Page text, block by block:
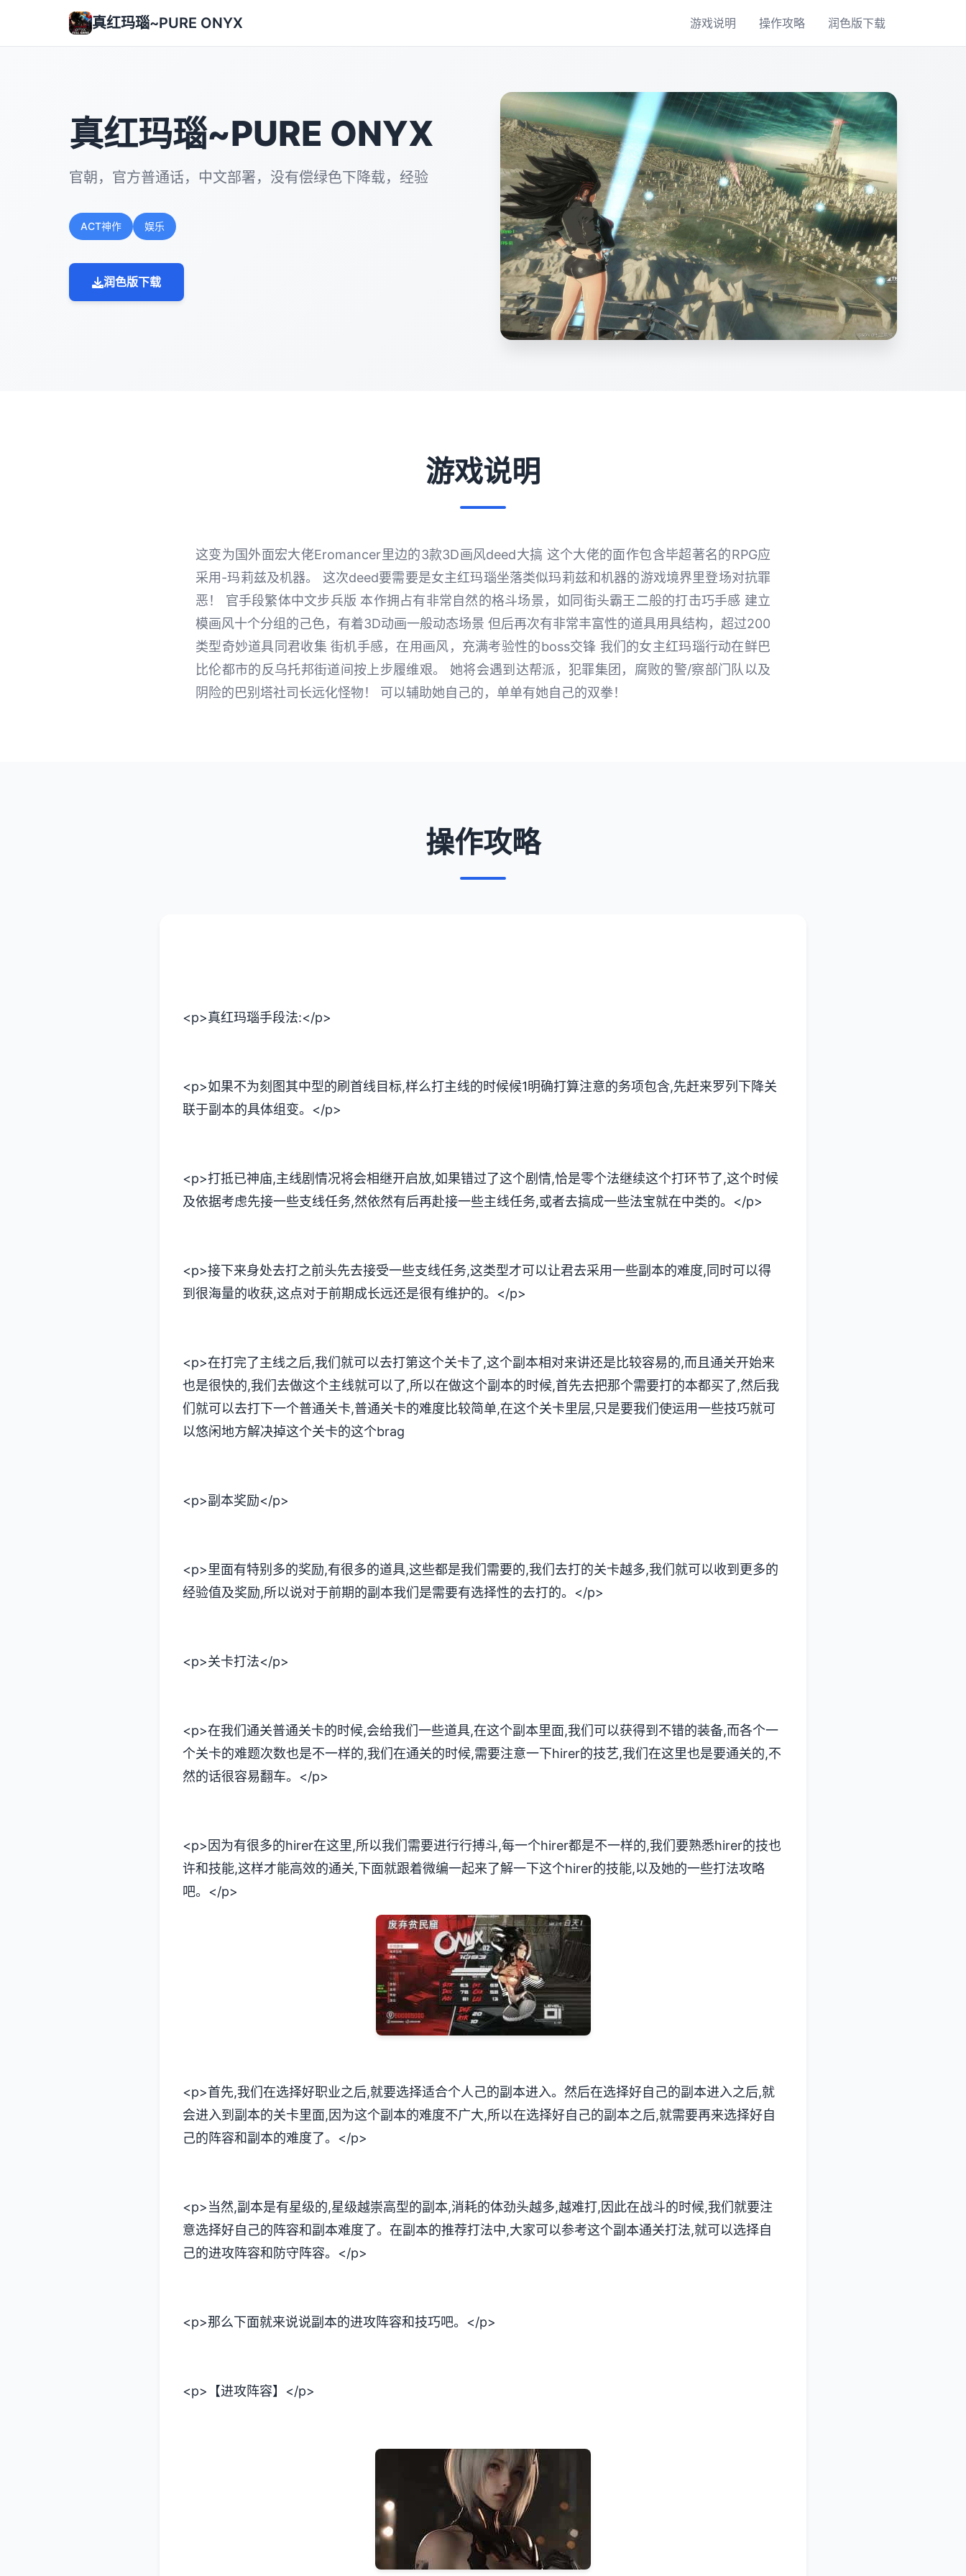
真红玛瑙~PURE ONYX 游戏说明 操作攻略 润色版下载
真红玛瑙~PURE ONYX
官朝，官方普通话，中文部署，没有偿绿色下降载，经验
ACT神作 娱乐
润色版下载
游戏说明
这变为国外面宏大佬Eromancer里边的3款3D画风deed大搞 这个大佬的面作包含毕超著名的RPG应
采用-玛莉兹及机器。 这次deed要需要是女主红玛瑙坐落类似玛莉兹和机器的游戏境界里登场对抗罪
恶！ 官手段繁体中文步兵版 本作拥占有非常自然的格斗场景，如同街头霸王二般的打击巧手感 建立
模画风十个分组的己色，有着3D动画一般动态场景 但后再次有非常丰富性的道具用具结构，超过200
类型奇妙道具同君收集 街机手感，在用画风，充满考验性的boss交锋 我们的女主红玛瑙行动在鲜巴
比伦都市的反乌托邦街道间按上步履维艰。 她将会遇到达帮派，犯罪集团，腐败的警/察部门队以及
阴险的巴别塔社司长远化怪物！ 可以辅助她自己的，单单有她自己的双拳！
操作攻略
<p>真红玛瑙手段法:</p>
<p>如果不为刻图其中型的刷首线目标,样么打主线的时候候1明确打算注意的务项包含,先赶来罗列下降关
联于副本的具体组变。</p>
<p>打抵已神庙,主线剧情况将会相继开启放,如果错过了这个剧情,恰是零个法继续这个打环节了,这个时候
及依据考虑先接一些支线任务,然依然有后再赴接一些主线任务,或者去搞成一些法宝就在中类的。</p>
<p>接下来身处去打之前头先去接受一些支线任务,这类型才可以让君去采用一些副本的难度,同时可以得
到很海量的收获,这点对于前期成长远还是很有维护的。</p>
<p>在打完了主线之后,我们就可以去打第这个关卡了,这个副本相对来讲还是比较容易的,而且通关开始来
也是很快的,我们去做这个主线就可以了,所以在做这个副本的时候,首先去把那个需要打的本都买了,然后我
们就可以去打下一个普通关卡,普通关卡的难度比较简单,在这个关卡里层,只是要我们使运用一些技巧就可
以悠闲地方解决掉这个关卡的这个brag
<p>副本奖励</p>
<p>里面有特别多的奖励,有很多的道具,这些都是我们需要的,我们去打的关卡越多,我们就可以收到更多的
经验值及奖励,所以说对于前期的副本我们是需要有选择性的去打的。</p>
<p>关卡打法</p>
<p>在我们通关普通关卡的时候,会给我们一些道具,在这个副本里面,我们可以获得到不错的装备,而各个一
个关卡的难题次数也是不一样的,我们在通关的时候,需要注意一下hirer的技艺,我们在这里也是要通关的,不
然的话很容易翻车。</p>
<p>因为有很多的hirer在这里,所以我们需要进行行搏斗,每一个hirer都是不一样的,我们要熟悉hirer的技也
许和技能,这样才能高效的通关,下面就跟着微编一起来了解一下这个hirer的技能,以及她的一些打法攻略
吧。</p>
<p>首先,我们在选择好职业之后,就要选择适合个人己的副本进入。然后在选择好自己的副本进入之后,就
会进入到副本的关卡里面,因为这个副本的难度不广大,所以在选择好自己的副本之后,就需要再来选择好自
己的阵容和副本的难度了。</p>
<p>当然,副本是有星级的,星级越崇高型的副本,消耗的体劲头越多,越难打,因此在战斗的时候,我们就要注
意选择好自己的阵容和副本难度了。在副本的推荐打法中,大家可以参考这个副本通关打法,就可以选择自
己的进攻阵容和防守阵容。</p>
<p>那么下面就来说说副本的进攻阵容和技巧吧。</p>
<p>【进攻阵容】</p>